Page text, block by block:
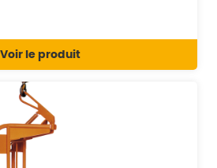
Voir le produit